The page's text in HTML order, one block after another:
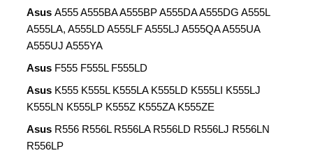
Asus A555 A555BA A555BP A555DA A555DG A555L
A555LA, A555LD A555LF A555LJ A555QA A555UA
A555UJ A555YA
Asus F555 F555L F555LD
Asus K555 K555L K555LA K555LD K555LI K555LJ
K555LN K555LP K555Z K555ZA K555ZE
Asus R556 R556L R556LA R556LD R556LJ R556LN
R556LP